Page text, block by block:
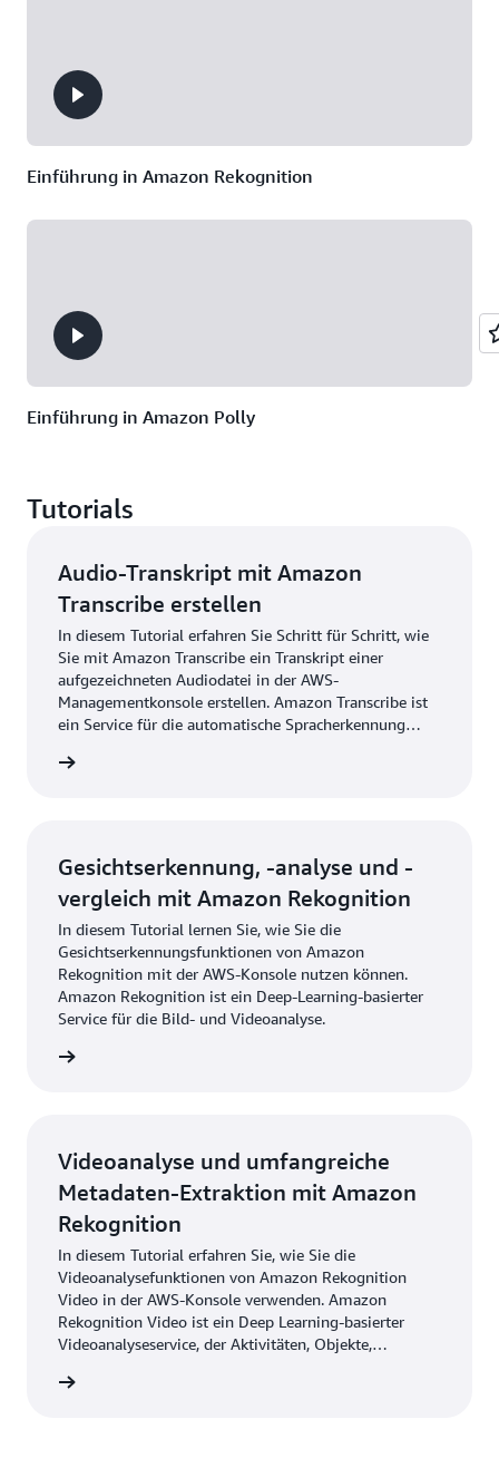
Einführung in Amazon Rekognition
Einführung in Amazon Polly
Tutorials
Audio-Transkript mit Amazon
Transcribe erstellen
In diesem Tutorial erfahren Sie Schritt für Schritt, wie
Sie mit Amazon Transcribe ein Transkript einer
aufgezeichneten Audiodatei in der AWS-
Managementkonsole erstellen. Amazon Transcribe ist
ein Service für die automatische Spracherkennung
Entwickler ihre Anwendungen ganz einfach um
Gesichtserkennung, -analyse und -
vergleich mit Amazon Rekognition
In diesem Tutorial lernen Sie, wie Sie die
Gesichtserkennungsfunktionen von Amazon
Rekognition mit der AWS-Konsole nutzen können.
Amazon Rekognition ist ein Deep-Learning-basierter
Service für die Bild- und Videoanalyse.
Videoanalyse und umfangreiche
Metadaten-Extraktion mit Amazon
Rekognition
In diesem Tutorial erfahren Sie, wie Sie die
Videoanalysefunktionen von Amazon Rekognition
Video in der AWS-Konsole verwenden. Amazon
Rekognition Video ist ein Deep Learning-basierter
Videoanalyseservice, der Aktivitäten, Objekte,